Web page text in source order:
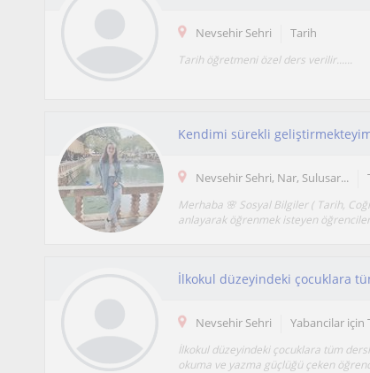
Nevsehir Sehri Tarih
Tarih öğretmeni özel ders verilir......
Nevsehir Sehri, Nar, Sulusar...
Merhaba 🌸 Sosyal Bilgiler ( Tarih,
anlayarak öğrenmek isteyen
Nevsehir Sehri Yabancilar için
İlkokul düzeyindeki çocuklara tüm
okuma ve yazma güçlüğü çeken